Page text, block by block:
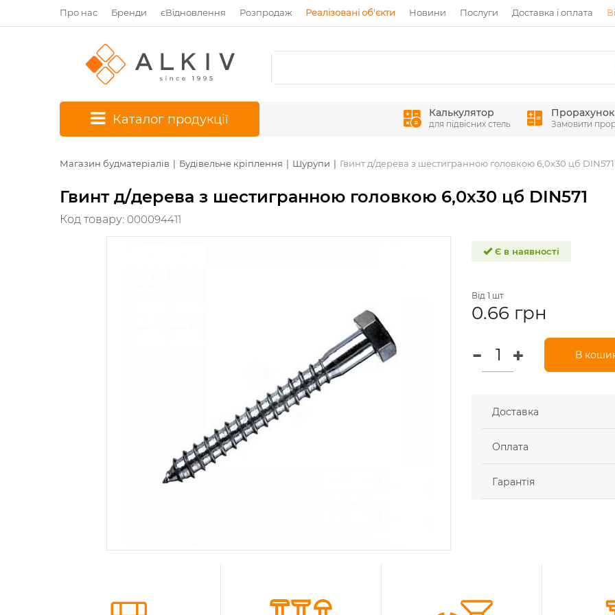
Про нас Бренди єВідновлення Розпродаж Реалізовані об'єкти Новини Послуги Доставка і оплата
Каталог продукції Калькулятор
для підвісних стель
Прорахунок
Замовити
Магазин будматеріалів Будівельне кріплення Шурупи Гвинт д/дерева з шестигранною головкою 6,0х30 цб DIN571
Гвинт д/дерева з шестигранною головкою 6,0х30 цб DIN571
Код товару: 000094411
Є в наявності
Від 1 шт
0.66 грн
В
Доставка
Оплата
Гарантія